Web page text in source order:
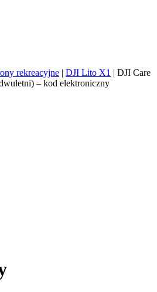
rekreacyjne | DJI Lito X1 | DJI Care
– kod elektroniczny